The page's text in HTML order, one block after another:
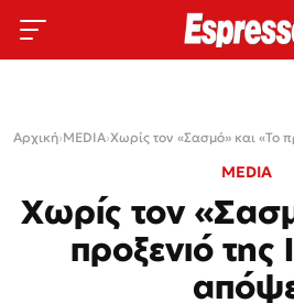
Αρχική›MEDIA›Χωρίς τον «Σασμό» και «Το
MEDIA
Χωρίς τον
προξενιό της